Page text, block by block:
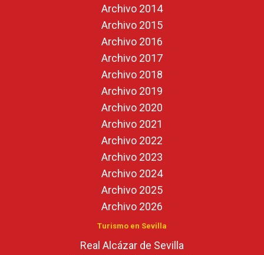
Archivo 2014
Archivo 2015
Archivo 2016
Archivo 2017
Archivo 2018
Archivo 2019
Archivo 2020
Archivo 2021
Archivo 2022
Archivo 2023
Archivo 2024
Archivo 2025
Archivo 2026
Turismo en Sevilla
Real Alcázar de Sevilla